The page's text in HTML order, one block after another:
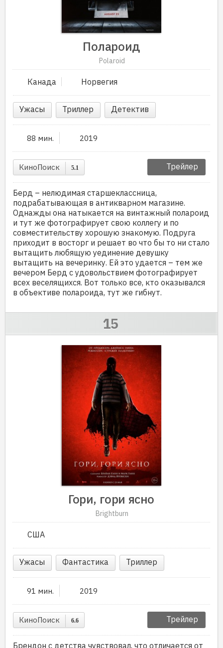
Полароид
Polaroid
Канада Норвегия
Ужасы Триллер Детектив
88 мин. 2019
КиноПоиск 5.1 Трейлер
Берд – нелюдимая старшеклассница,
подрабатывающая в антикварном магазине.
Однажды она натыкается на винтажный полароид
и тут же фотографирует свою коллегу и по
совместительству хорошую знакомую. Подруга
приходит в восторг и решает во что бы то ни стало
вытащить любящую уединение девушку
вытащить на вечеринку. Ей это удается – тем же
вечером Берд с удовольствием фотографирует
всех веселящихся. Вот только все, кто оказывался
в объективе полароида, тут же гибнут.
Гори, гори ясно
Brightburn
США
Ужасы Фантастика Триллер
91 мин. 2019
КиноПоиск 6.6 Трейлер
Брендон с детства чувствовал, что отличается от